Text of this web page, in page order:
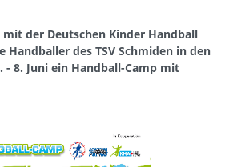
der Deutschen Kinder Handball
Handballer des TSV Schmiden in den
- 8. Juni ein Handball-Camp mit